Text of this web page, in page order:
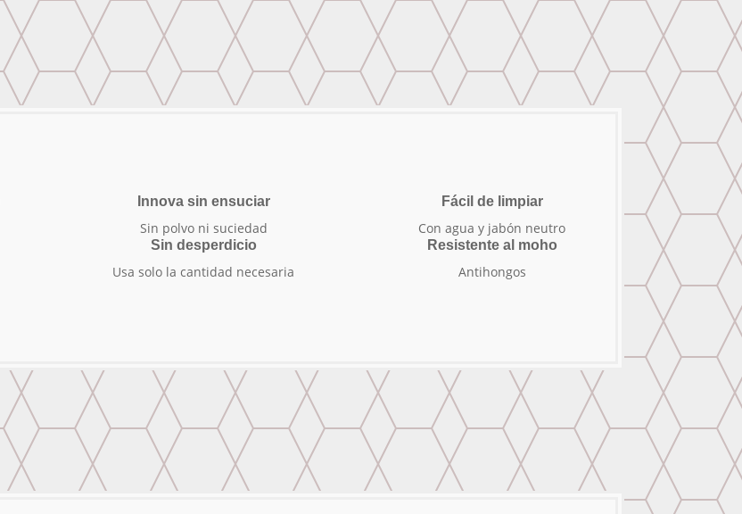
Innova sin ensuciar
Sin polvo ni suciedad
Sin desperdicio
Usa solo la cantidad necesaria
Fácil de limpiar
Con agua y jabón neutro
Resistente al moho
Antihongos